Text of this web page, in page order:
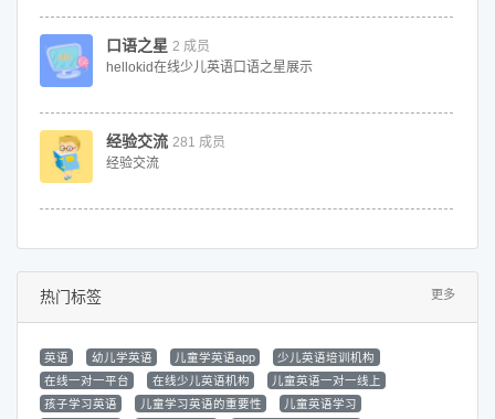
口语之星 2 成员
hellokid在线少儿英语口语之星展示
经验交流 281 成员
经验交流
热门标签 更多
英语 幼儿学英语 儿童学英语app
少儿英语培训机构
在线一对一平台
在线少儿英语机构
儿童英语一对一线上
孩子学习英语
儿童学习英语的重要性
儿童英语学习